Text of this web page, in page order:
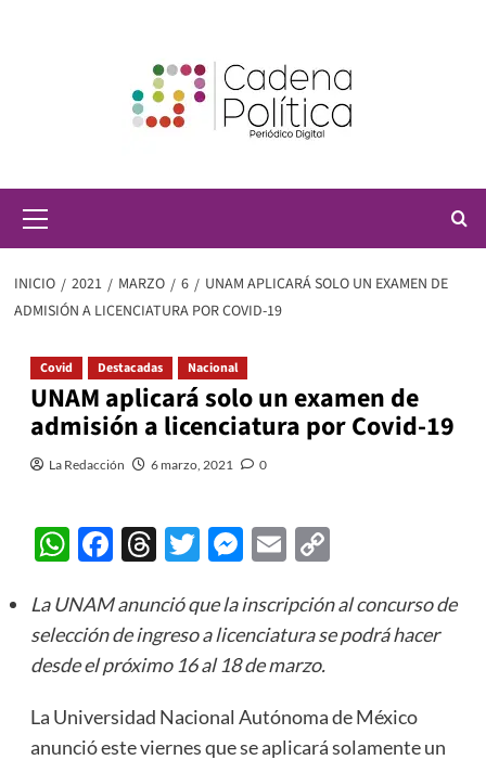
principal
INICIO 2021 MARZO 6
UNAM APLICARÁ SOLO UN EXAMEN DE
ADMISIÓN A LICENCIATURA POR COVID-19
Covid Destacadas Nacional
UNAM aplicará solo un examen de
admisión a licenciatura por Covid-19
La Redacción 6 marzo, 2021 0
WhatsApp
Facebook
Threads
Twitter
Messenger
EmailCopy
La UNAM anunció que la inscripción al concurso de
selección de ingreso a licenciatura se podrá hacer
desde el próximo 16 al 18 de marzo.
La Universidad Nacional Autónoma de México
anunció este viernes que se aplicará solamente un